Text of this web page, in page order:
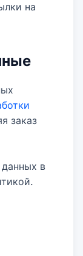
на
заказ
в